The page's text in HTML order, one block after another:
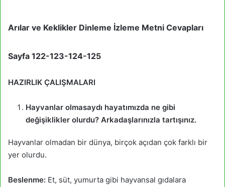
Arılar ve Keklikler Dinleme İzleme Metni Cevapları
Sayfa 122-123-124-125
HAZIRLIK ÇALIŞMALARI
Hayvanlar olmasaydı hayatımızda ne gibi
değişiklikler olurdu? Arkadaşlarınızla tartışınız.
Hayvanlar olmadan bir dünya, birçok açıdan çok farklı bir
yer olurdu.
Beslenme: Et, süt, yumurta gibi hayvansal gıdalara